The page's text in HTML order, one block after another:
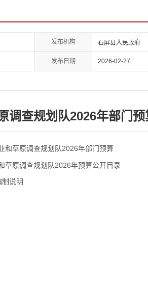
发布机构 石屏县人民政府
发布日期 2026-02-27
调查规划队2026年部门预
和草原调查规划队2026年部门预算
草原调查规划队2026年预算公开目录
说明